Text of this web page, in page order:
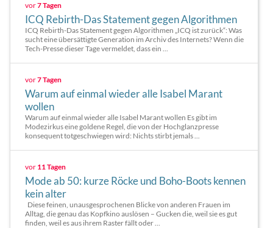
vor7 Tagen
ICQ Rebirth-Das Statement gegen Algorithmen
ICQ Rebirth-Das Statement gegen Algorithmen „ICQ ist zurück“: Was
sucht eine übersättigte Generation im Archiv des Internets? Wenn die
Tech-Presse dieser Tage vermeldet, dass ein ...
vor7 Tagen
Warum auf einmal wieder alle Isabel Marant
wollen
Warum auf einmal wieder alle Isabel Marant wollen Es gibt im
Modezirkus eine goldene Regel, die von der Hochglanzpresse
konsequent totgeschwiegen wird: Nichts stirbt jemals ...
vor 11 Tagen
Mode ab 50: kurze Röcke und Boho-Boots kennen
kein alter
Diese feinen, unausgesprochenen Blicke von anderen Frauen im
Alltag, die genau das Kopfkino auslösen – Gucken die, weil sie es gut
finden, weil es aus ihrem Raster fällt oder ...